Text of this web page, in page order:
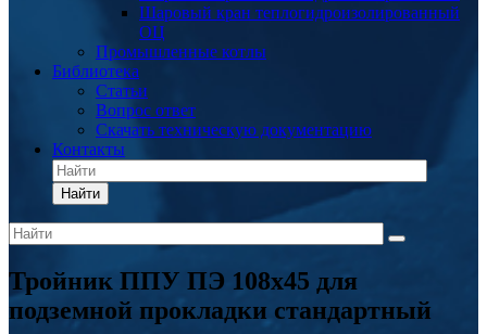
Шаровый кран теплогидроизолированный
ОЦ
Промышленные котлы
Библиотека
Статьи
Вопрос ответ
Скачать техническую документацию
Контакты
Найти
Тройник ППУ ПЭ 108x45 для
подземной прокладки стандартный